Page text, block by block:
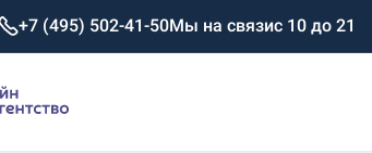
+7 (495) 502-41-50Мы на связис 10 до 21